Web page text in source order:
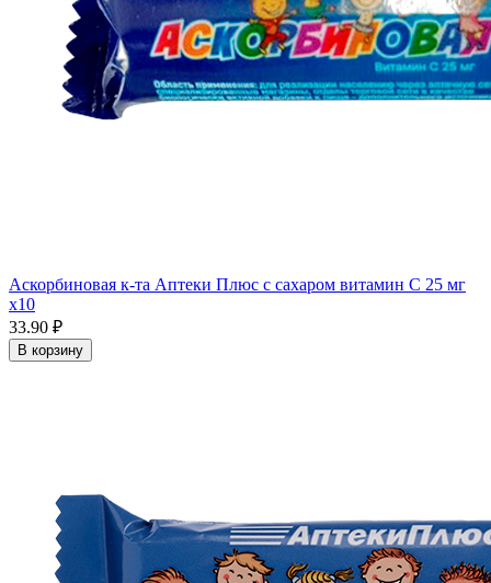
Аскорбиновая к-та Аптеки Плюс с сахаром витамин С 25 мг
x10
33.90 ₽
В корзину